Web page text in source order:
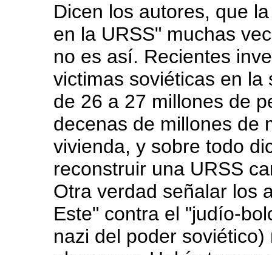
Dicen los autores, que
en la URSS" muchas
no es así. Recientes
victimas soviéticas en
de 26 a 27 millones de
decenas de millones de
vivienda, y sobre todo
reconstruir una URSS
Otra verdad señalar los
Este" contra el "judío-
nazi del poder